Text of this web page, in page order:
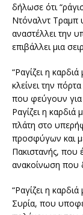
δήλωσε ότι
Ντόναλντ Τραμπ
αναστέλλει την
επιβάλλει μια
“Ραγίζει η
κλείνει την
που φεύγουν
Ραγίζει η καρδιά
πλάτη στο
προσφύγων και
Πακιστανής, που
ανακοίνωση που
“Ραγίζει η
Συρία, που